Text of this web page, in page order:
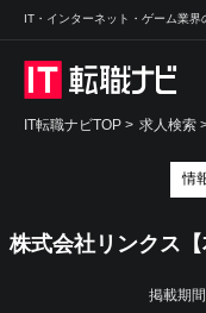
IT・インターネット・ゲーム業界
IT転職ナビTOP > 求人検索
情
株式会社リンクス【
掲載期間